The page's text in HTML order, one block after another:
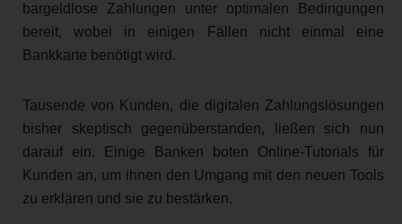
bargeldlose Zahlungen unter optimalen Bedingungen
bereit, wobei in einigen Fällen nicht einmal eine
Bankkarte benötigt wird.
Tausende von Kunden, die digitalen Zahlungslösungen
bisher skeptisch gegenüberstanden, ließen sich nun
darauf ein. Einige Banken boten Online-Tutorials für
Kunden an, um ihnen den Umgang mit den neuen Tools
zu erklären und sie zu bestärken.